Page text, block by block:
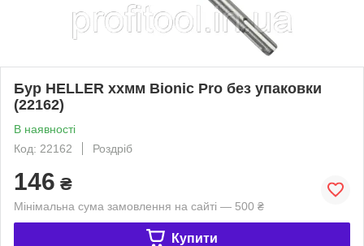
Бур HELLER ххмм Bionic Pro без упаковки
(22162)
В наявності
Код: 22162
Роздріб
146 ₴
Мінімальна сума замовлення на сайті — 500 ₴
Купити